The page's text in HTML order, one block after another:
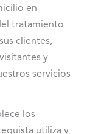
en
tratamiento
clientes,
y
servicios
los
utiliza y